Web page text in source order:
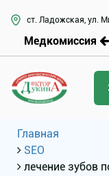
ст. Ладожская, ул.
Медкомиссия
Главная
SEO
лечение зубов